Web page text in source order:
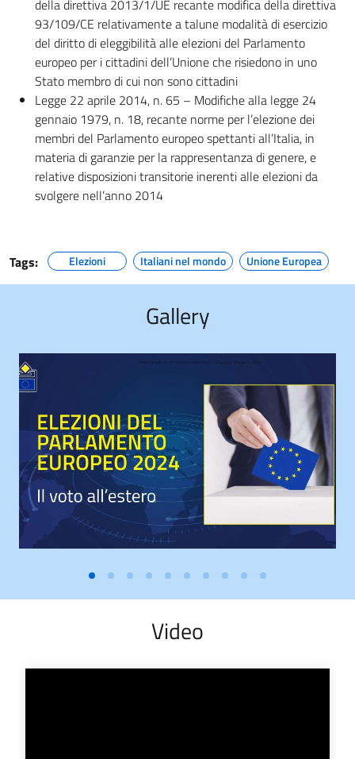
della direttiva 2013/1/UE recante modifica della direttiva
93/109/CE relativamente a talune modalità di esercizio
del diritto di eleggibilità alle elezioni del Parlamento
europeo per i cittadini dell’Unione che risiedono in uno
Stato membro di cui non sono cittadini
Legge 22 aprile 2014, n. 65 – Modifiche alla legge 24
gennaio 1979, n. 18, recante norme per l’elezione dei
membri del Parlamento europeo spettanti all’Italia, in
materia di garanzie per la rappresentanza di genere, e
relative disposizioni transitorie inerenti alle elezioni da
svolgere nell’anno 2014
Tags: Elezioni Italiani nel mondo Unione Europea
Gallery
Video